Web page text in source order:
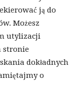
ją do
Możesz
utylizacji
stronie
dokładnych
o